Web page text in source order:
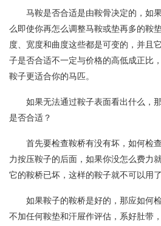
马鞍是否合适是由鞍骨决定的，如
么即使你再怎么调整马鞍或垫再多的鞍
度、宽度和曲度这些都是可变的，并且
子是否合适不一定与价格的高低成正比
鞍子更适合你的马匹。
如果无法通过鞍子表面看出什么，
是否合适？
首先要检查鞍桥有没有坏，如何检
力按压鞍子的后面，如果你没怎么费力
它的鞍桥已坏，这样的鞍子就不可以用了
如果鞍子的鞍桥是好的，那应如何
不加任何鞍垫和汗屉作评估，系好肚带